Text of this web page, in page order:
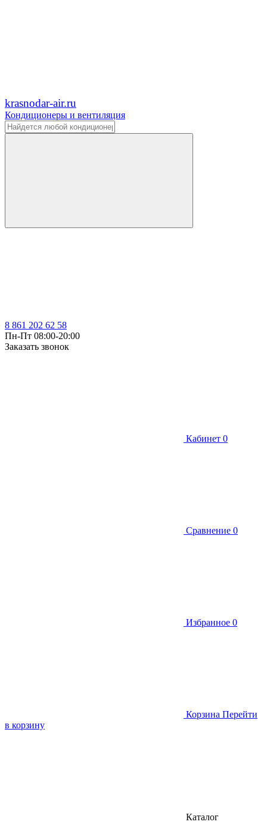
krasnodar-air.ru
Кондиционеры и вентиляция
8 861 202 62 58
Пн-Пт 08:00-20:00
Заказать звонок
Кабинет 0
Сравнение 0
Избранное 0
Корзина Перейти
в корзину
Каталог